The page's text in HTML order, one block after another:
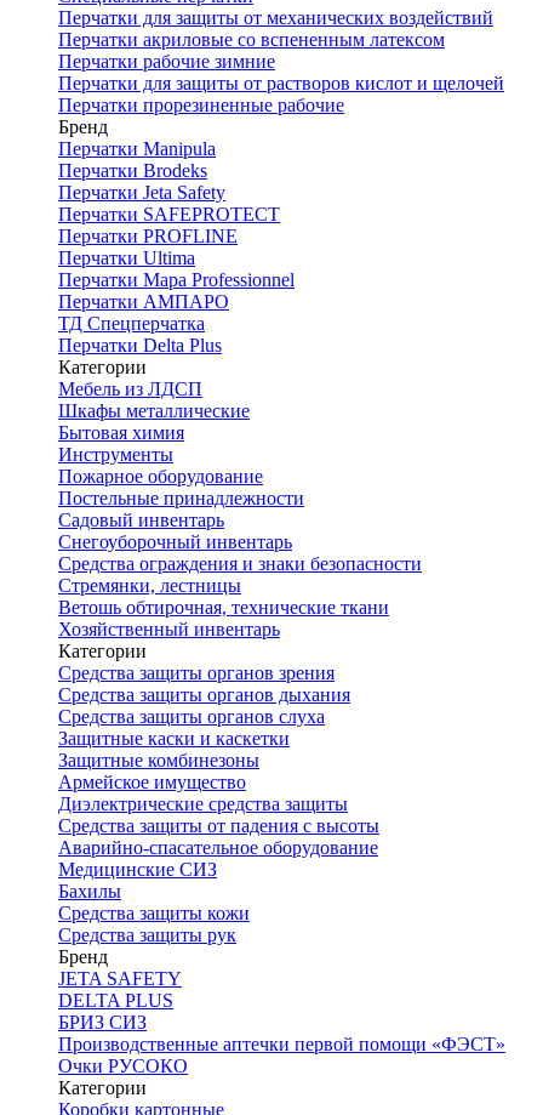
Перчатки для защиты от механических воздействий
Перчатки акриловые со вспененным латексом
Перчатки рабочие зимние
Перчатки для защиты от растворов кислот и щелочей
Перчатки прорезиненные рабочие
Бренд
Перчатки Manipula
Перчатки Brodeks
Перчатки Jeta Safety
Перчатки SAFEPROTECT
Перчатки PROFLINE
Перчатки Ultima
Перчатки Мара Professionnel
Перчатки АМПАРО
ТД Спецперчатка
Перчатки Delta Plus
Категории
Мебель из ЛДСП
Шкафы металлические
Бытовая химия
Инструменты
Пожарное оборудование
Постельные принадлежности
Садовый инвентарь
Снегоуборочный инвентарь
Средства ограждения и знаки безопасности
Стремянки, лестницы
Ветошь обтирочная, технические ткани
Хозяйственный инвентарь
Категории
Средства защиты органов зрения
Средства защиты органов дыхания
Средства защиты органов слуха
Защитные каски и каскетки
Защитные комбинезоны
Армейское имущество
Диэлектрические средства защиты
Средства защиты от падения с высоты
Аварийно-спасательное оборудование
Медицинские СИЗ
Бахилы
Средства защиты кожи
Средства защиты рук
Бренд
JETA SAFETY
DELTA PLUS
БРИЗ СИЗ
Производственные аптечки первой помощи «ФЭСТ»
Очки РУСОКО
Категории
Коробки картонные